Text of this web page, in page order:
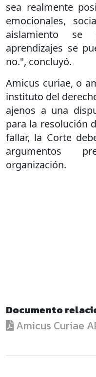
sea realmente
emocionales,
aislamiento se
aprendizajes se
no.", concluyó.
Amicus curiae, o
instituto del
ajenos a una
para la resolución
fallar, la Corte
argumentos
organización.
Documento
Amicus Curiae